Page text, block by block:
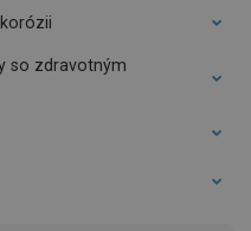
so zdravotným